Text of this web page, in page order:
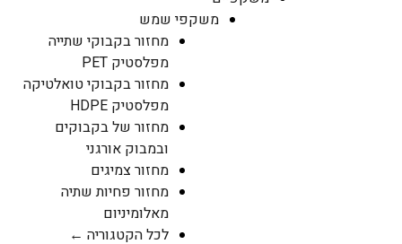
משקפי שמש
מחזור בקבוקי שתייה
מפלסטיק PET
מחזור בקבוקי טואלטיקה
מפלסטיק HDPE
מחזור של בקבוקים
ובמבוק אורגני
מחזור צמיגים
מחזור פחיות שתיה
מאלומיניום
לכל הקטגוריה ←